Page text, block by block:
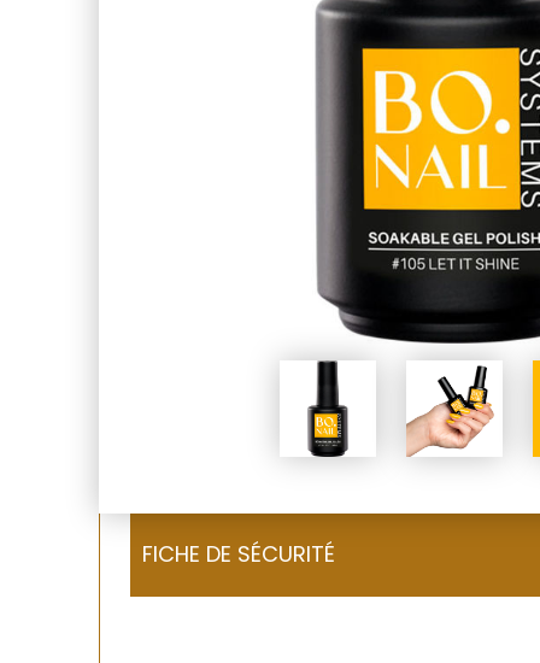
FICHE DE SÉCURITÉ